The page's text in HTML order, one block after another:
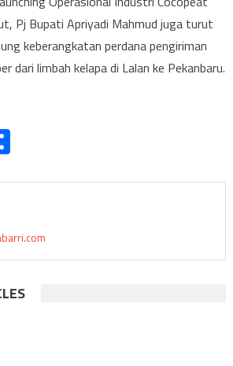
Pj Bupati Apriyadi Mahmud juga turut
keberangkatan perdana pengiriman
dari limbah kelapa di Lalan ke Pekanbaru.
Share